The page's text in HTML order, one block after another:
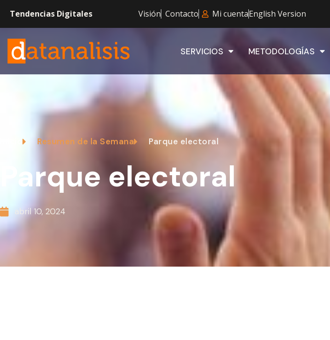
Tendencias Digitales Visión Contacto Mi cuentaEnglish Version
SERVICIOS METODOLOGÍAS
Resumen de la Semana Parque electoral
Parque electoral
abril 10, 2024